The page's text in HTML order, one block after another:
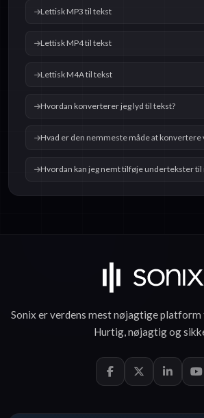
Lettisk MP3 til tekst
Lettisk MP4 til tekst
Lettisk M4A til tekst
Hvordan konverterer jeg lyd til tekst?
Hvad er den nemmeste måde at konvertere
Hvordan kan jeg nemt tilføje undertekster til
Sonix er verdens mest nøjagtige platform
Hurtig,nøjagtigog